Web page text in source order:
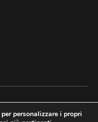
personalizzare i propri